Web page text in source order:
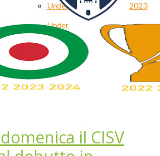
Under 19
Under
2023
il CISV